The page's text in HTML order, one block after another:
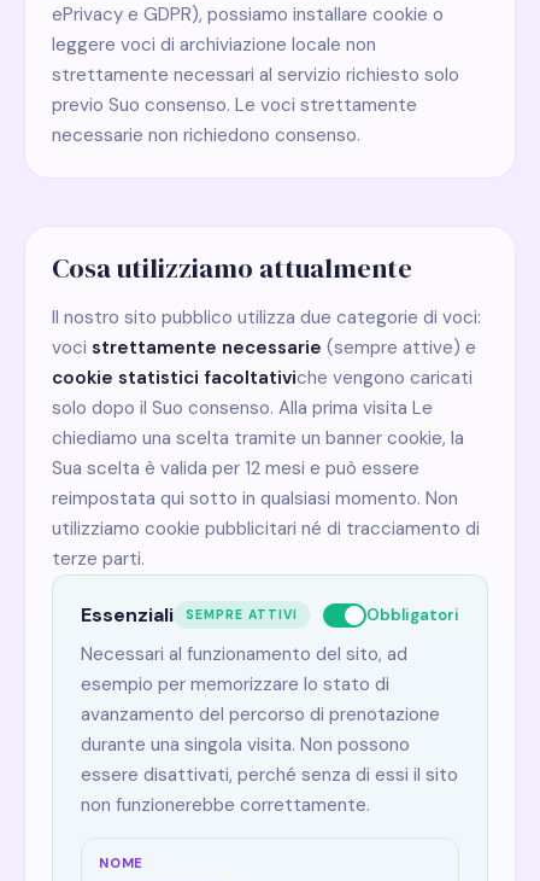
ePrivacy e GDPR), possiamo installare cookie o
leggere voci di archiviazione locale non
strettamente necessari al servizio richiesto solo
previo Suo consenso. Le voci strettamente
necessarie non richiedono consenso.
Cosa utilizziamo attualmente
Il nostro sito pubblico utilizza due categorie di voci:
vocistrettamente necessarie (sempre attive) e
cookie statistici facoltativiche vengono caricati
solo dopo il Suo consenso. Alla prima visita Le
chiediamo una scelta tramite un banner cookie, la
Sua scelta è valida per 12 mesi e può essere
reimpostata qui sotto in qualsiasi momento. Non
utilizziamo cookie pubblicitari né di tracciamento di
terze parti.
Essenziali SEMPRE ATTIVI Obbligatori
Necessari al funzionamento del sito, ad
esempio per memorizzare lo stato di
avanzamento del percorso di prenotazione
durante una singola visita. Non possono
essere disattivati, perché senza di essi il sito
non funzionerebbe correttamente.